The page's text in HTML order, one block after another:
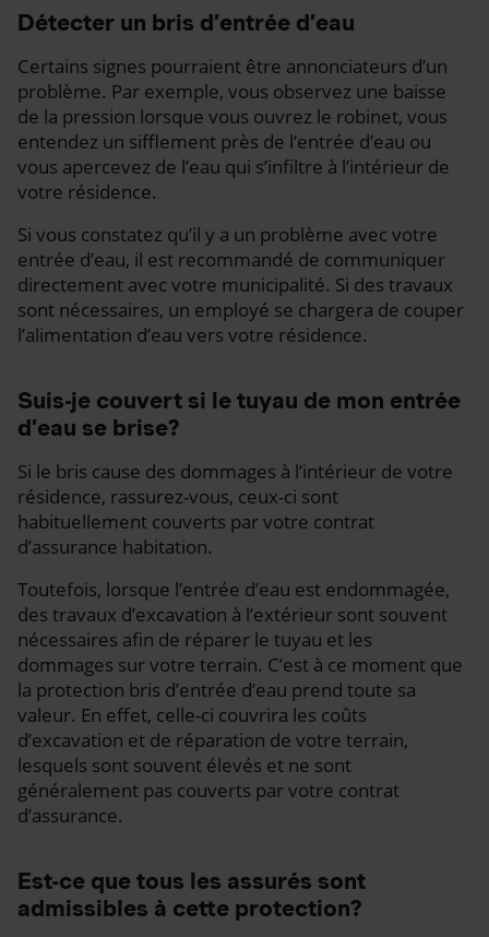
Détecter un bris d’entrée d’eau
Certains signes pourraient être annonciateurs d’un
problème. Par exemple, vous observez une baisse
de la pression lorsque vous ouvrez le robinet, vous
entendez un sifflement près de l’entrée d’eau ou
vous apercevez de l’eau qui s’infiltre à l’intérieur de
votre résidence.
Si vous constatez qu’il y a un problème avec votre
entrée d’eau, il est recommandé de communiquer
directement avec votre municipalité. Si des travaux
sont nécessaires, un employé se chargera de couper
l’alimentation d’eau vers votre résidence.
Suis-je couvert si le tuyau de mon entrée
d’eau se brise?
Si le bris cause des dommages à l’intérieur de votre
résidence, rassurez-vous, ceux-ci sont
habituellement couverts par votre contrat
d’assurance habitation.
Toutefois, lorsque l’entrée d’eau est endommagée,
des travaux d’excavation à l’extérieur sont souvent
nécessaires afin de réparer le tuyau et les
dommages sur votre terrain. C’est à ce moment que
la protection bris d’entrée d’eau prend toute sa
valeur. En effet, celle-ci couvrira les coûts
d’excavation et de réparation de votre terrain,
lesquels sont souvent élevés et ne sont
généralement pas couverts par votre contrat
d’assurance.
Est-ce que tous les assurés sont
admissibles à cette protection?